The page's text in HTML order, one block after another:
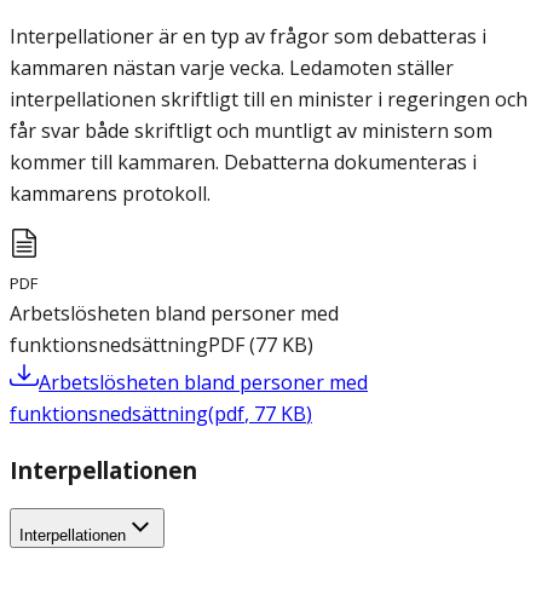
Interpellationer är en typ av frågor som debatteras i
kammaren nästan varje vecka. Ledamoten ställer
interpellationen skriftligt till en minister i regeringen och
får svar både skriftligt och muntligt av ministern som
kommer till kammaren. Debatterna dokumenteras i
kammarens protokoll.
PDF
Arbetslösheten bland personer med
funktionsnedsättningPDF(77 KB)
Arbetslösheten bland personer med
funktionsnedsättning(pdf, 77 KB)
Interpellationen
Interpellationen